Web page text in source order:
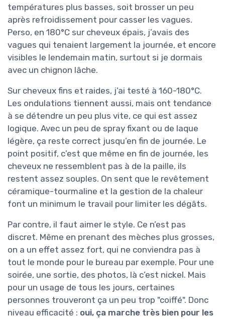
températures plus basses, soit brosser un peu
après refroidissement pour casser les vagues.
Perso, en 180°C sur cheveux épais, j’avais des
vagues qui tenaient largement la journée, et encore
visibles le lendemain matin, surtout si je dormais
avec un chignon lâche.
Sur cheveux fins et raides, j’ai testé à 160-180°C.
Les ondulations tiennent aussi, mais ont tendance
à se détendre un peu plus vite, ce qui est assez
logique. Avec un peu de spray fixant ou de laque
légère, ça reste correct jusqu’en fin de journée. Le
point positif, c’est que même en fin de journée, les
cheveux ne ressemblent pas à de la paille, ils
restent assez souples. On sent que le revêtement
céramique-tourmaline et la gestion de la chaleur
font un minimum le travail pour limiter les dégâts.
Par contre, il faut aimer le style. Ce n’est pas
discret. Même en prenant des mèches plus grosses,
on a un effet assez fort, qui ne conviendra pas à
tout le monde pour le bureau par exemple. Pour une
soirée, une sortie, des photos, là c’est nickel. Mais
pour un usage de tous les jours, certaines
personnes trouveront ça un peu trop "coiffé". Donc
niveau efficacité : oui, ça marche très bien pour les